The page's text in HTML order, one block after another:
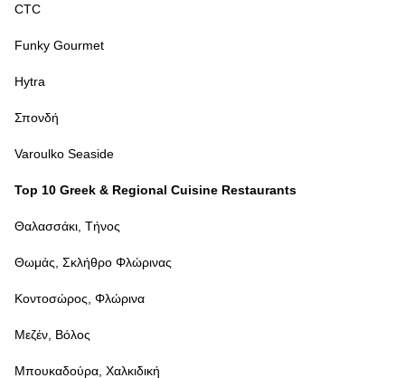
CTC
Funky Gourmet
Hytra
Σπονδή
Varoulko Seaside
Top 10 Greek & Regional Cuisine Restaurants
Θαλασσάκι, Τήνος
Θωμάς, Σκλήθρο Φλώρινας
Κοντοσώρος, Φλώρινα
Μεζέν, Βόλος
Μπουκαδούρα, Χαλκιδική